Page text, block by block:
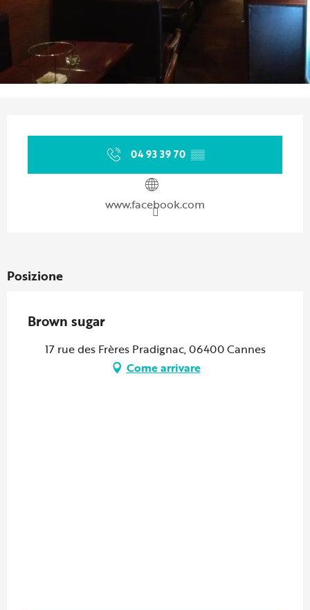
04 93 39 70 ▒▒
www.facebook.com
Posizione
Brown sugar
17 rue des Frères Pradignac, 06400 Cannes
Come arrivare